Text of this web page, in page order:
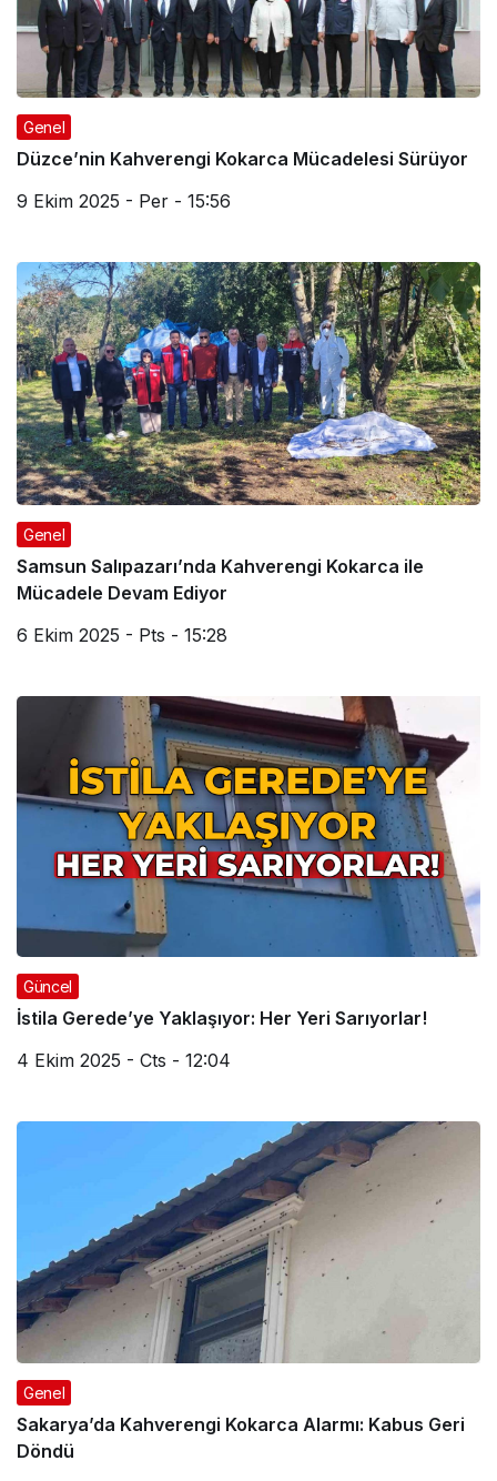
Genel
Düzce’nin Kahverengi Kokarca Mücadelesi Sürüyor
9 Ekim 2025 - Per - 15:56
Genel
Samsun Salıpazarı’nda Kahverengi Kokarca ile
Mücadele Devam Ediyor
6 Ekim 2025 - Pts - 15:28
Güncel
İstila Gerede’ye Yaklaşıyor: Her Yeri Sarıyorlar!
4 Ekim 2025 - Cts - 12:04
Genel
Sakarya’da Kahverengi Kokarca Alarmı: Kabus Geri
Döndü